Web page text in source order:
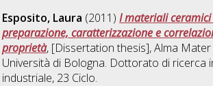
Esposito, Laura (2011)I materiali
preparazione, caratterizzazione e
proprietà, [Dissertation thesis], Alma
Università di Bologna. Dottorato di ricerca
industriale, 23 Ciclo.